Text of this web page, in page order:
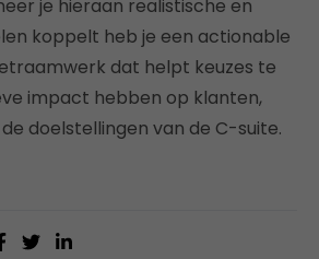
je hieraan realistische en
koppelt heb je een actionable
dat helpt keuzes te
impact hebben op klanten,
doelstellingen van de C-suite.